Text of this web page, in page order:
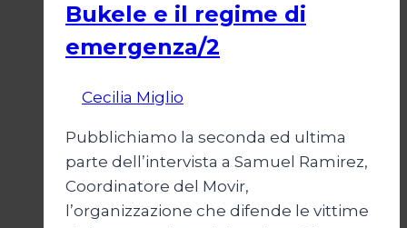
Bukele e il regime di
emergenza/2
Cecilia Miglio
Pubblichiamo la seconda ed ultima
parte dell’intervista a Samuel Ramirez,
Coordinatore del Movir,
l’organizzazione che difende le vittime